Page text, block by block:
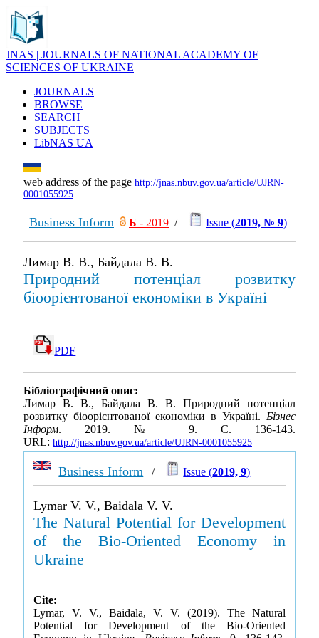
JNAS | JOURNALS OF NATIONAL ACADEMY OF
SCIENCES OF UKRAINE
JOURNALS
BROWSE
SEARCH
SUBJECTS
LibNAS UA
web address of the page http://jnas.nbuv.gov.ua/article/UJRN-
0001055925
Business Inform Б - 2019 / Issue (2019, № 9)
Лимар В. В., Байдала В. В.
Природний потенціал розвитку
біоорієнтованої економіки в Україні
PDF
Бібліографічний опис:
Лимар В. В., Байдала В. В. Природний потенціал
розвитку біоорієнтованої економіки в Україні. Бізнес
Інформ. 2019. № 9. С. 136-143.
URL: http://jnas.nbuv.gov.ua/article/UJRN-0001055925
Business Inform / Issue (2019, 9)
Lymar V. V., Baidala V. V.
The Natural Potential for Development
of the Bio-Oriented Economy in
Ukraine
Cite:
Lymar, V. V., Baidala, V. V. (2019). The Natural
Potential for Development of the Bio-Oriented